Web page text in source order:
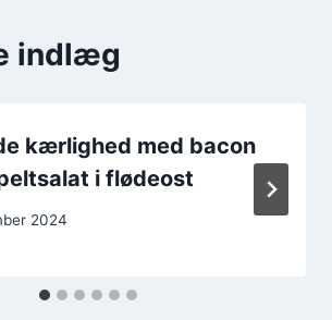
indlæg
kærlighed med bacon
i flødeost
2024